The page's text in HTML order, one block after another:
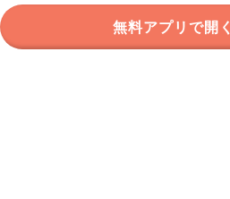
無料アプリで開く